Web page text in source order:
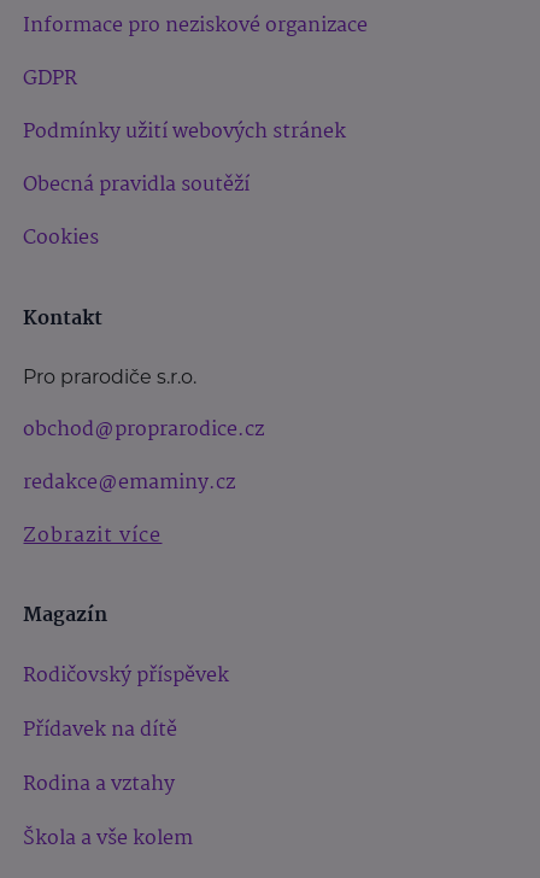
Informace pro neziskové organizace
GDPR
Podmínky užití webových stránek
Obecná pravidla soutěží
Cookies
Kontakt
Pro prarodiče s.r.o.
obchod@proprarodice.cz
redakce@emaminy.cz
Zobrazit více
Magazín
Rodičovský příspěvek
Přídavek na dítě
Rodina a vztahy
Škola a vše kolem